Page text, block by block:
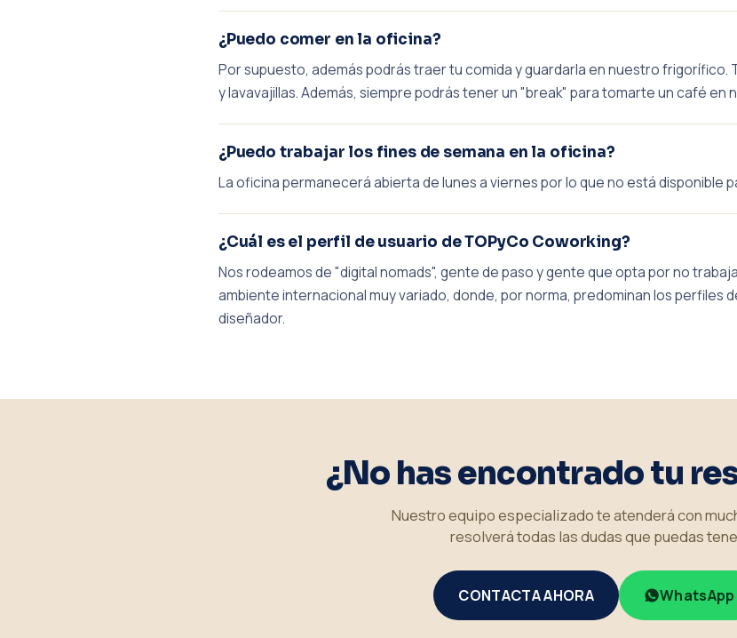
¿Puedo comer en la oficina?
Por supuesto, además podrás traer tu comida y guardarla en nuestro frigorífico.
y lavavajillas. Además, siempre podrás tener un "break" para tomarte un café en
¿Puedo trabajar los fines de semana en la oficina?
La oficina permanecerá abierta de lunes a viernes por lo que no está disponible
¿Cuál es el perfil de usuario de TOPyCo Coworking?
Nos rodeamos de "digital nomads", gente de paso y gente que opta por no
ambiente internacional muy variado, donde, por norma, predominan los perfiles
diseñador.
¿No has encontrado tu
Nuestro equipo especializado te atenderá con
resolverá todas las dudas que puedas
CONTACTA AHORA WhatsApp